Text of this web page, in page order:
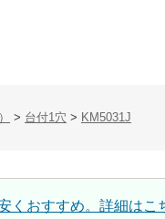
> 台付1穴 > KM5031J
くおすすめ。詳細はこ